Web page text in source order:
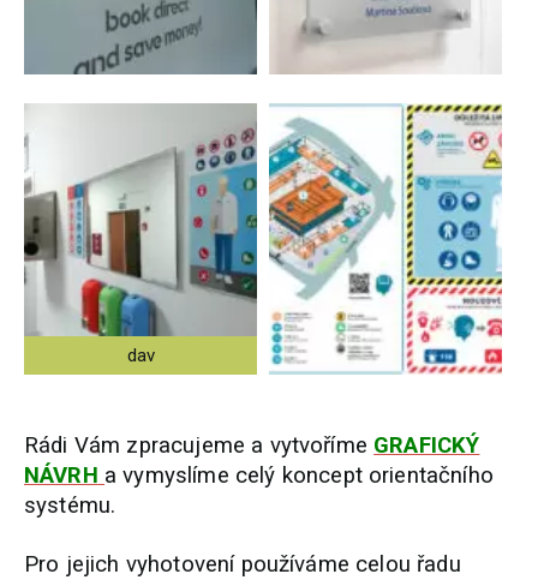
dav
Rádi Vám zpracujeme a vytvoříme GRAFICKÝ
NÁVRH a vymyslíme celý koncept orientačního
systému.
Pro jejich vyhotovení používáme celou řadu